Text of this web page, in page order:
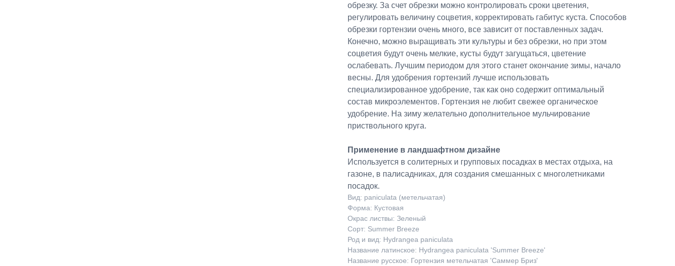
обрезку. За счет обрезки можно контролировать сроки цветения,
регулировать величину соцветия, корректировать габитус куста. Способов
обрезки гортензии очень много, все зависит от поставленных задач.
Конечно, можно выращивать эти культуры и без обрезки, но при этом
соцветия будут очень мелкие, кусты будут загущаться, цветение
ослабевать. Лучшим периодом для этого станет окончание зимы, начало
весны. Для удобрения гортензий лучше использовать
специализированное удобрение, так как оно содержит оптимальный
состав микроэлементов. Гортензия не любит свежее органическое
удобрение. На зиму желательно дополнительное мульчирование
приствольного круга.
Применение в ландшафтном дизайне
Используется в солитерных и групповых посадках в местах отдыха, на
газоне, в палисадниках, для создания смешанных с многолетниками
посадок.
Вид: paniculata (метельчатая)
Форма: Кустовая
Окрас листвы: Зеленый
Сорт: Summer Breeze
Род и вид: Hydrangea paniculata
Название латинское: Hydrangea paniculata 'Summer Breeze'
Название русское: Гортензия метельчатая 'Саммер Бриз'